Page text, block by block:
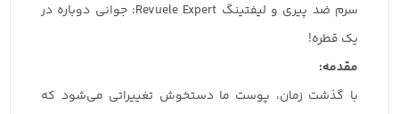
سرم ضد پیری و لیفتینگ Revuele Expert: جوانی دوباره در
یک قطره!
مقدمه:
با گذشت زمان، پوست ما دستخوش تغییراتی می‌شود که